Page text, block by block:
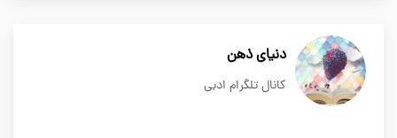
دنیای ذهن
کانال تلگرام ادبی